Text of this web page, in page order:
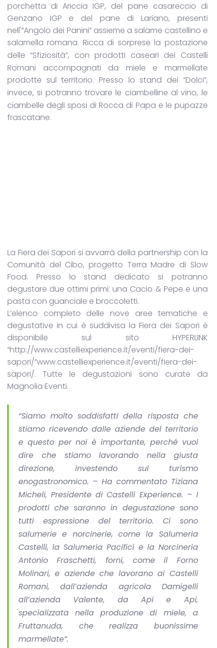
porchetta di Ariccia IGP, del pane casareccio di
Genzano IGP e del pane di Lariano, presenti
nell'”Angolo dei Panini” assieme a salame castellino e
salamella romana. Ricca di sorprese la postazione
delle “Sfiziosità”, con prodotti caseari dei Castelli
Romani accompagnati da miele e marmellate
prodotte sul territorio. Presso lo stand dei “Dolci”,
invece, si potranno trovare le ciambelline alvino, le
ciambelle degli sposi di Rocca di Papa e le pupazze
frascatane.
La Fiera dei Sapori si avvarrà della partnership con la
Comunità del Cibo, progetto Terra Madre di Slow
Food. Presso lo stand dedicato si potranno
degustare due ottimi primi: una Cacio & Pepe e una
pasta con guanciale e broccoletti.
L’elenco completo delle nove aree tematiche e
degustative in cui è suddivisa la Fiera dei Sapori è
disponibile sul sito HYPERLINK
“http://www.castelliexperience.it/eventi/fiera-dei-
sapori/”www.castelliexperience.it/eventi/fiera-dei-
sapori/. Tutte le degustazioni sono curate da
Magnolia Eventi.
“Siamo molto soddisfatti della risposta che
stiamo ricevendo dalle aziende del territorio
e questo per noi è importante, perché vuol
dire che stiamo lavorando nella giusta
direzione, investendo sul turismo
enogastronomico. – Ha commentato Tiziana
Micheli, Presidente diCastelli Experience. – I
prodotti che saranno in degustazione sono
tutti espressione del territorio. Ci sono
salumerie e norcinerie, come la Salumeria
Castelli, la Salumeria Pacifici e la Norcineria
Antonio Fraschetti, forni, come il Forno
Molinari, e aziende che lavorano ai Castelli
Romani, dall’azienda agricola Damigelli
all’azienda Valente, da Api e Api,
specializzata nella produzione di miele, a
Fruttanuda, che realizza buonissime
marmellate”.